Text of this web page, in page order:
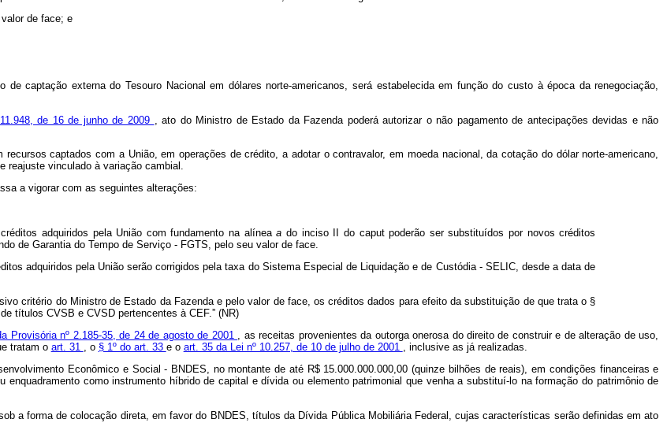
de face; e
captação externa do Tesouro Nacional em dólares norte-americanos, será estabelecida em função do custo à época da renegociação,
de 16 de junho de 2009
, ato do Ministro de Estado da Fazenda poderá autorizar o não pagamento de antecipações devidas e não
captados com a União, em operações de crédito, a adotar o contravalor, em moeda nacional, da cotação do dólar norte-americano,
vinculado à variação cambial.
a vigorar com as seguintes alterações:
adquiridos pela União com fundamento na alíneaado inciso II do caputpoderão ser substituídos por novos créditos
de Garantia do Tempo de Serviço - FGTS, pelo seu valor de face.
adquiridos pela União serão corrigidos pela taxa do Sistema Especial de Liquidação e de Custódia - SELIC, desde a data de
critério do Ministro de Estado da Fazenda e pelo valor de face, os créditos dados para efeito da substituição de que trata o §
títulos CVSB e CVSD pertencentes à CEF.” (NR)
Provisória nº 2.185-35, de 24 de agosto de 2001
, as receitas provenientes da outorga onerosa do direito de construir e de alteração de uso,
tratam o art. 31 , o § 1º do art. 33 e o art. 35 da Lei nº 10.257, de 10 de julho de 2001
, inclusive as já realizadas.
Econômico e Social - BNDES, no montante de até R$ 15.000.000.000,00 (quinze bilhões de reais), em condições financeiras e
como instrumento híbrido de capital e dívida ou elemento patrimonial que venha a substituí-lo na formação do patrimônio de
sob a forma de colocação direta, em favor do BNDES, títulos da Dívida Pública Mobiliária Federal, cujas características serão definidas em ato